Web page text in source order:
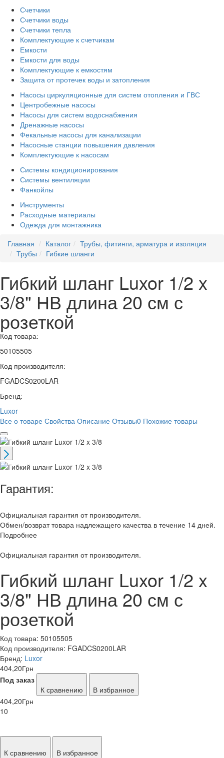
Счетчики
Счетчики воды
Счетчики тепла
Комплектующие к счетчикам
Емкости
Емкости для воды
Комплектующие к емкостям
Защита от протечек воды и затопления
Насосы циркуляционные для систем отопления и ГВС
Центробежные насосы
Насосы для систем водоснабжения
Дренажные насосы
Фекальные насосы для канализации
Насосные станции повышения давления
Комплектующие к насосам
Системы кондиционирования
Системы вентиляции
Фанкойлы
Инструменты
Расходные материалы
Одежда для монтажника
Главная
Каталог
Трубы, фитинги, арматура и изоляция
Трубы
Гибкие шланги
Гибкий шланг Luxor 1/2 x
3/8" НВ длина 20 см с
розеткой
Код товара:
50105505
Код производителя:
FGADCS0200LAR
Бренд:
Luxor
Все о товаре Свойства Описание Отзывы0 Похожие товары
Гарантия:
Официальная гарантия от производителя.
Обмен/возврат товара надлежащего качества в течение 14 дней.
Подробнее
Официальная гарантия от производителя.
Гибкий шланг Luxor 1/2 x
3/8" НВ длина 20 см с
розеткой
Код товара: 50105505
Код производителя: FGADCS0200LAR
Бренд: Luxor
404,20Грн
Под заказ
К сравнению
В избранное
404,20Грн
10
К сравнению
В избранное